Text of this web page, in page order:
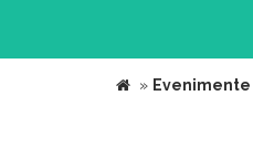
» Evenimente